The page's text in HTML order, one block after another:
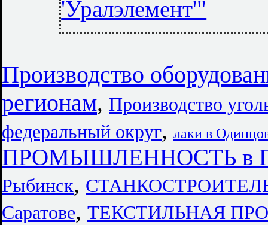
'Уралэлемент'"
Производство
регионам, Производство
федеральный округ, лаки в
ПРОМЫШЛЕННОСТЬ в
Рыбинск,
Саратове, ТЕКСТИЛЬНАЯ